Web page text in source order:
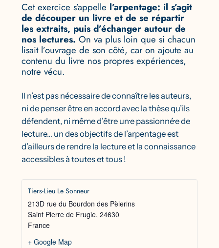
Cet exercice s’appelle l’arpentage: il s’agit
de découper un livre et de se répartir
les extraits, puis d’échanger autour de
nos lectures. On va plus loin que si chacun
lisait l’ouvrage de son côté, car on ajoute au
contenu du livre nos propres expériences,
notre vécu.
Il n’est pas nécessaire de connaître les auteurs,
ni de penser être en accord avec la thèse qu’ils
défendent, ni même d’être un·e passionné·e de
lecture… un des objectifs de l’arpentage est
d’ailleurs de rendre la lecture et la connaissance
accessibles à toutes et tous !
Tiers-Lieu Le Sonneur
213D rue du Bourdon des Pèlerins
Saint Pierre de Frugie, 24630
France
+ Google Map